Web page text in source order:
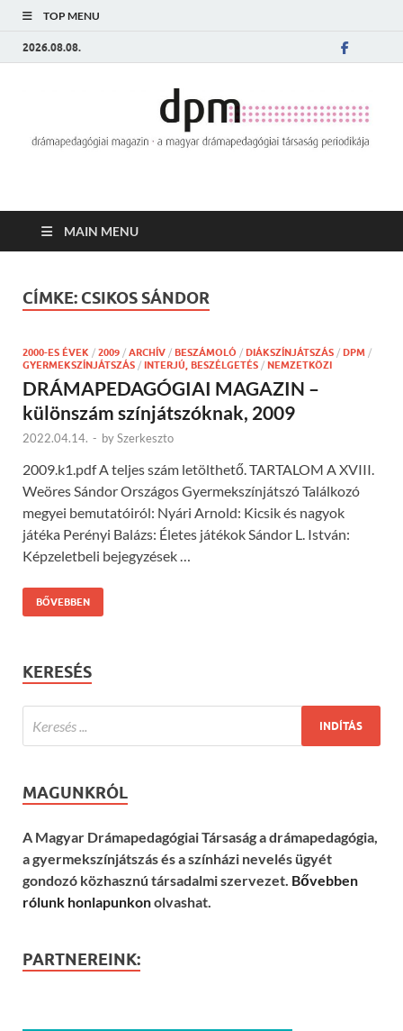
TOP MENU
2026.08.08.
MAIN MENU
CÍMKE: CSIKOS SÁNDOR
2000-ES ÉVEK / 2009 / ARCHÍV / BESZÁMOLÓ / DIÁKSZÍNJÁTSZÁS / DPM /
GYERMEKSZÍNJÁTSZÁS / INTERJÚ, BESZÉLGETÉS / NEMZETKÖZI
DRÁMAPEDAGÓGIAI MAGAZIN –
különszám színjátszóknak, 2009
2022.04.14. - bySzerkeszto
2009.k1.pdf A teljes szám letölthető. TARTALOM A XVIII.
Weöres Sándor Országos Gyermekszínjátszó Találkozó
megyei bemutatóiról: Nyári Arnold: Kicsik és nagyok
játéka Perényi Balázs: Életes játékok Sándor L. István:
Képzeletbeli bejegyzések …
BŐVEBBEN
KERESÉS
MAGUNKRÓL
A Magyar Drámapedagógiai Társaság a drámapedagógia,
a gyermekszínjátszás és a színházi nevelés ügyét
gondozó közhasznú társadalmi szervezet. Bővebben
rólunk honlapunkonolvashat.
PARTNEREINK: